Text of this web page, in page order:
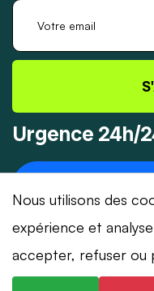
Urgence 24h/
© 2026
Nous utilisons des
expérience et
accepter, refuser ou